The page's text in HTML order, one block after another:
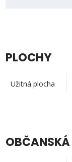
PLOCHY
Užitná plocha